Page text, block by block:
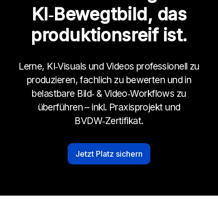
KI‑Bewegtbild, das
produktionsreif ist.
Lerne, KI‑Visuals und Videos professionell zu
produzieren, fachlich zu bewerten und in
belastbare Bild‑ & Video‑Workflows zu
überführen – inkl. Praxisprojekt und
BVDW‑Zertifikat.
Jetzt Platz sichern